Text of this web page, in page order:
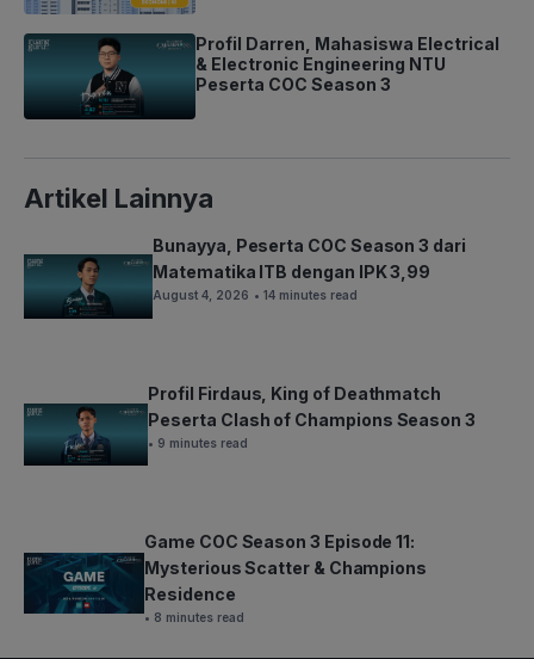
Profil Darren, Mahasiswa Electrical
& Electronic Engineering NTU
Peserta COC Season 3
Artikel Lainnya
Bunayya, Peserta COC Season 3 dari
Matematika ITB dengan IPK 3,99
August 4, 2026 • 14 minutes read
Profil Firdaus, King of Deathmatch
Peserta Clash of Champions Season 3
• 9 minutes read
Game COC Season 3 Episode 11:
Mysterious Scatter & Champions
Residence
• 8 minutes read